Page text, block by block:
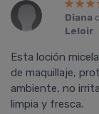
Diana
Leloir.
Esta loción
de maquillaje,
ambiente, no
limpia y fresca.